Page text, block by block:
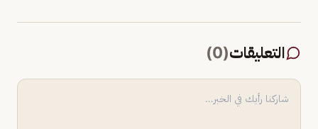
التعليقات(
0
)